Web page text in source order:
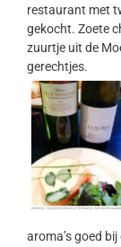
restaurant met
gekocht. Zoete
zuurtje uit de
gerechtjes.
aroma’s goed